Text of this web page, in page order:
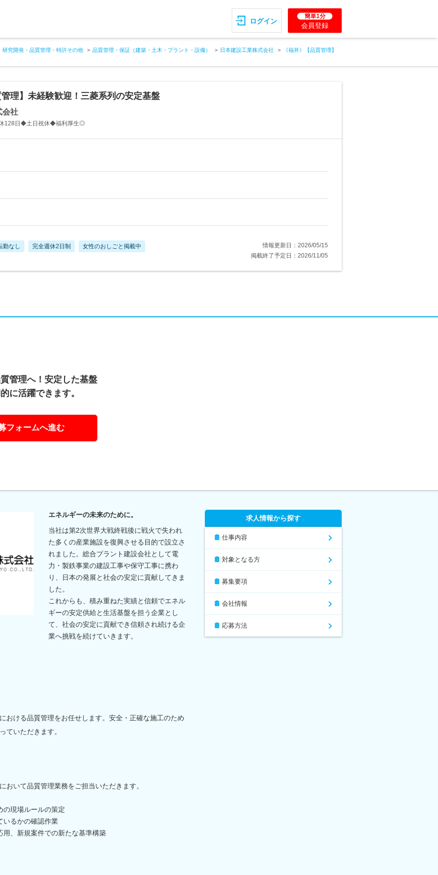
ログイン
簡単1分
会員登録
研究開発・品質管理・特許その他 品質管理・保証（建築・土木・プラント・設備） 日本建設工業株式会社 《福井》【品質管理】
理】未経験歓迎！三菱系列の安定基盤
会社
128日◆土日祝休◆福利厚生◎
勤なし 完全週休2日制 女性のおしごと掲載中
情報更新日：2026/05/15
掲載終了予定日：2026/11/05
管理へ！安定した基盤
に活躍できます。
フォームへ進む
エネルギーの未来のために。
当社は第2次世界大戦終戦後に戦火で失われ
た多くの産業施設を復興させる目的で設立さ
れました。総合プラント建設会社として電
力・製鉄事業の建設工事や保守工事に携わ
り、日本の発展と社会の安定に貢献してきま
した。
これからも、積み重ねた実績と信頼でエネル
ギーの安定供給と生活基盤を担う企業とし
て、社会の安定に貢献でき信頼され続ける企
業へ挑戦を続けていきます。
おける品質管理をお任せします。安全・正確な施工のため
ていただきます。
おいて品質管理業務をご担当いただきます。
の現場ルールの策定
いるかの確認作業
、新規案件での新たな基準構築
求人情報から探す
仕事内容
対象となる方
募集要項
会社情報
応募方法